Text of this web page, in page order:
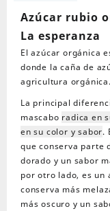
gr
Azúcar rubio
La esperanza
El azúcar orgánica
donde la caña de
agricultura orgánica.
La principal
mascabo radica en
en su color y sabor.
que conserva parte
dorado y un sabor
por otro lado, es un
conserva más
más oscuro y un